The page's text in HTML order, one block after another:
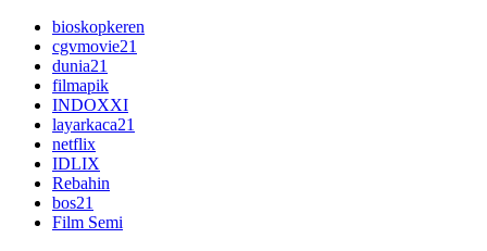
bioskopkeren
cgvmovie21
dunia21
filmapik
INDOXXI
layarkaca21
netflix
IDLIX
Rebahin
bos21
Film Semi